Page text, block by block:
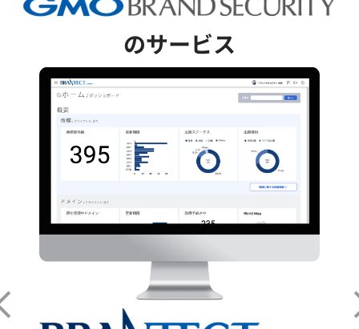
のサービス